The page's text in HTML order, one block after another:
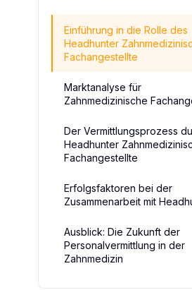
Einführung in die Rolle des
Headhunter
Fachangestellte
Marktanalyse für
Zahnmedizinische
Der Vermittlungsprozess
Headhunter
Fachangestellte
Erfolgsfaktoren bei der
Zusammenarbeit mit
Ausblick: Die Zukunft der
Personalvermittlung in der
Zahnmedizin